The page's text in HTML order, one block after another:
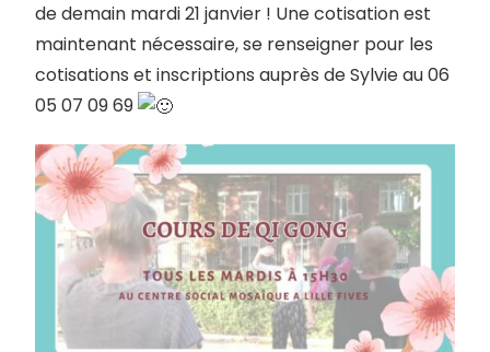
de demain mardi 21 janvier ! Une cotisation est
maintenant nécessaire, se renseigner pour les
cotisations et inscriptions auprès de Sylvie au 06
05 07 09 69